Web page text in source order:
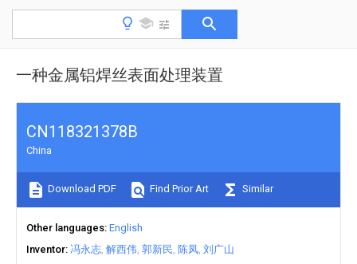
一种金属铝焊丝表面处理装置
CN118321378B
China
Download PDF Find Prior Art Similar
Other languages English
Inventor 冯永志 解西伟 郭新民 陈凤 刘广山